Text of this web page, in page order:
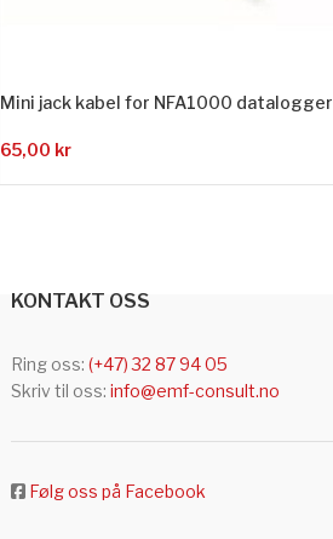
Mini jack kabel for NFA1000 datalogger
65,00 kr
KONTAKT OSS
Ring oss: (+47) 32 87 94 05
Skriv til oss: info@emf-consult.no
Følg oss på Facebook